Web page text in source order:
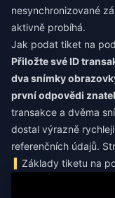
nesynchronizované
aktivně probíhá.
Jak podat tiket na
Přiložte své ID
dva snímky
první odpovědi
transakce a dvěma
dostal výrazně
referenčních údajů.
Základy tiketu na